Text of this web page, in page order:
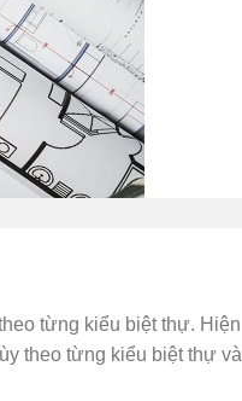
từng kiểu biệt thự. Hiện
theo từng kiểu biệt thự và